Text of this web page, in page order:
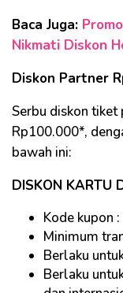
Baca Juga:
Nikmati Diskon
Diskon Partner
Serbu diskon
Rp100.000*,
bawah ini:
DISKON KARTU
Kode kupon :
Minimum
Berlaku
Berlaku